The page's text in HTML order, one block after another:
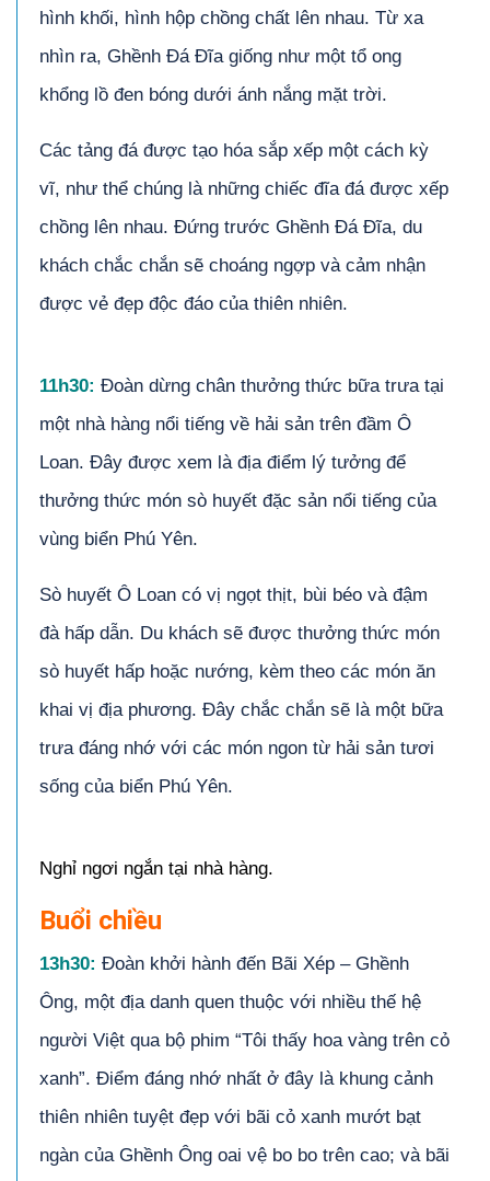
hình khối, hình hộp chồng chất lên nhau. Từ xa
nhìn ra, Ghềnh Đá Đĩa giống như một tổ ong
khổng lồ đen bóng dưới ánh nắng mặt trời.
Các tảng đá được tạo hóa sắp xếp một cách kỳ
vĩ, như thể chúng là những chiếc đĩa đá được xếp
chồng lên nhau. Đứng trước Ghềnh Đá Đĩa, du
khách chắc chắn sẽ choáng ngợp và cảm nhận
được vẻ đẹp độc đáo của thiên nhiên.
11h30: Đoàn dừng chân thưởng thức bữa trưa tại
một nhà hàng nổi tiếng về hải sản trên đầm Ô
Loan. Đây được xem là địa điểm lý tưởng để
thưởng thức món sò huyết đặc sản nổi tiếng của
vùng biển Phú Yên.
Sò huyết Ô Loan có vị ngọt thịt, bùi béo và đậm
đà hấp dẫn. Du khách sẽ được thưởng thức món
sò huyết hấp hoặc nướng, kèm theo các món ăn
khai vị địa phương. Đây chắc chắn sẽ là một bữa
trưa đáng nhớ với các món ngon từ hải sản tươi
sống của biển Phú Yên.
Nghỉ ngơi ngắn tại nhà hàng.
Buổi chiều
13h30: Đoàn khởi hành đến Bãi Xép – Ghềnh
Ông, một địa danh quen thuộc với nhiều thế hệ
người Việt qua bộ phim “Tôi thấy hoa vàng trên cỏ
xanh”. Điểm đáng nhớ nhất ở đây là khung cảnh
thiên nhiên tuyệt đẹp với bãi cỏ xanh mướt bạt
ngàn của Ghềnh Ông oai vệ bo bo trên cao; và bãi